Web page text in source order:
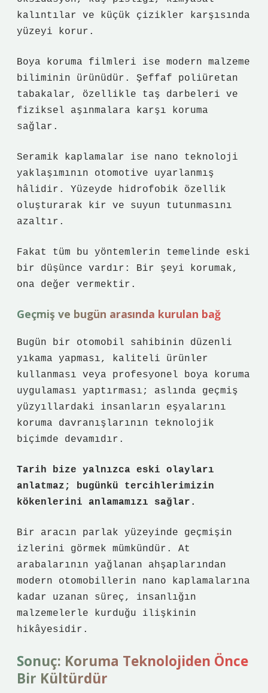
kalıntılar ve küçük çizikler karşısında
yüzeyi korur.
Boya koruma filmleri ise modern malzeme
biliminin ürünüdür. Şeffaf poliüretan
tabakalar, özellikle taş darbeleri ve
fiziksel aşınmalara karşı koruma
sağlar.
Seramik kaplamalar ise nano teknoloji
yaklaşımının otomotive uyarlanmış
hâlidir. Yüzeyde hidrofobik özellik
oluşturarak kir ve suyun tutunmasını
azaltır.
Fakat tüm bu yöntemlerin temelinde eski
bir düşünce vardır: Bir şeyi korumak,
ona değer vermektir.
Geçmiş ve bugün arasında kurulan bağ
Bugün bir otomobil sahibinin düzenli
yıkama yapması, kaliteli ürünler
kullanması veya profesyonel boya koruma
uygulaması yaptırması; aslında geçmiş
yüzyıllardaki insanların eşyalarını
koruma davranışlarının teknolojik
biçimde devamıdır.
Tarih bize yalnızca eski olayları
anlatmaz; bugünkü tercihlerimizin
kökenlerini anlamamızı sağlar.
Bir aracın parlak yüzeyinde geçmişin
izlerini görmek mümkündür. At
arabalarının yağlanan ahşaplarından
modern otomobillerin nano kaplamalarına
kadar uzanan süreç, insanlığın
malzemelerle kurduğu ilişkinin
hikâyesidir.
Sonuç: Koruma Teknolojiden Önce
Bir Kültürdür